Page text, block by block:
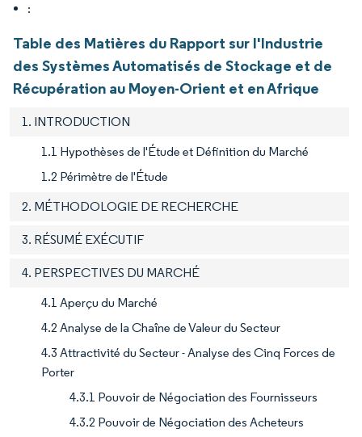
:
Table des Matières du Rapport sur l'Industrie
des Systèmes Automatisés de Stockage et de
Récupération au Moyen-Orient et en Afrique
1. INTRODUCTION
1.1 Hypothèses de l'Étude et Définition du Marché
1.2 Périmètre de l'Étude
2. MÉTHODOLOGIE DE RECHERCHE
3. RÉSUMÉ EXÉCUTIF
4. PERSPECTIVES DU MARCHÉ
4.1 Aperçu du Marché
4.2 Analyse de la Chaîne de Valeur du Secteur
4.3 Attractivité du Secteur - Analyse des Cinq Forces de
Porter
4.3.1 Pouvoir de Négociation des Fournisseurs
4.3.2 Pouvoir de Négociation des Acheteurs